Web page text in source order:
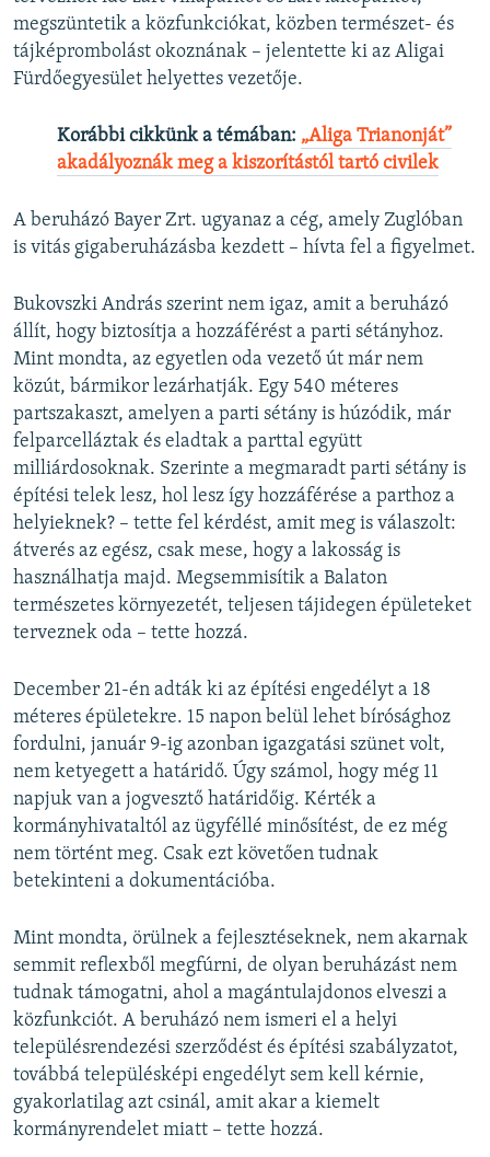
megszüntetik a közfunkciókat, közben természet- és
tájképrombolást okoznának – jelentette ki az Aligai
Fürdőegyesület helyettes vezetője.
Korábbi cikkünk a témában: „Aliga Trianonját”
akadályoznák meg a kiszorítástól tartó civilek
A beruházó Bayer Zrt. ugyanaz a cég, amely Zuglóban
is vitás gigaberuházásba kezdett – hívta fel a figyelmet.
Bukovszki András szerint nem igaz, amit a beruházó
állít, hogy biztosítja a hozzáférést a parti sétányhoz.
Mint mondta, az egyetlen oda vezető út már nem
közút, bármikor lezárhatják. Egy 540 méteres
partszakaszt, amelyen a parti sétány is húzódik, már
felparcelláztak és eladtak a parttal együtt
milliárdosoknak. Szerinte a megmaradt parti sétány is
építési telek lesz, hol lesz így hozzáférése a parthoz a
helyieknek? – tette fel kérdést, amit meg is válaszolt:
átverés az egész, csak mese, hogy a lakosság is
használhatja majd. Megsemmisítik a Balaton
természetes környezetét, teljesen tájidegen épületeket
terveznek oda – tette hozzá.
December 21-én adták ki az építési engedélyt a 18
méteres épületekre. 15 napon belül lehet bírósághoz
fordulni, január 9-ig azonban igazgatási szünet volt,
nem ketyegett a határidő. Úgy számol, hogy még 11
napjuk van a jogvesztő határidőig. Kérték a
kormányhivataltól az ügyféllé minősítést, de ez még
nem történt meg. Csak ezt követően tudnak
betekinteni a dokumentációba.
Mint mondta, örülnek a fejlesztéseknek, nem akarnak
semmit reflexből megfúrni, de olyan beruházást nem
tudnak támogatni, ahol a magántulajdonos elveszi a
közfunkciót. A beruházó nem ismeri el a helyi
településrendezési szerződést és építési szabályzatot,
továbbá településképi engedélyt sem kell kérnie,
gyakorlatilag azt csinál, amit akar a kiemelt
kormányrendelet miatt – tette hozzá.